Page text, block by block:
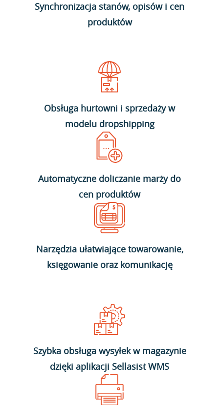
Synchronizacja stanów, opisów i cen
produktów
Obsługa hurtowni i sprzedaży w
modelu dropshipping
Automatyczne doliczanie marży do
cen produktów
Narzędzia ułatwiające towarowanie,
księgowanie oraz komunikację
Szybka obsługa wysyłek w magazynie
dzięki aplikacji Sellasist WMS